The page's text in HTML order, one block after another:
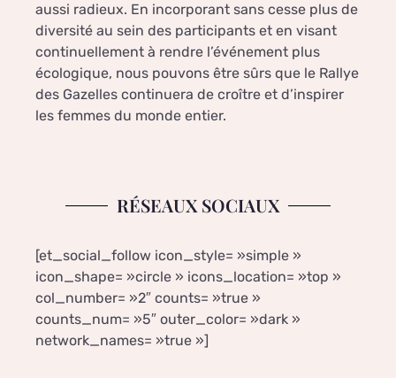
aussi radieux. En incorporant sans cesse plus de
diversité au sein des participants et en visant
continuellement à rendre l’événement plus
écologique, nous pouvons être sûrs que le Rallye
des Gazelles continuera de croître et d’inspirer
les femmes du monde entier.
RÉSEAUX SOCIAUX
[et_social_follow icon_style= »simple »
icon_shape= »circle » icons_location= »top »
col_number= »2″ counts= »true »
counts_num= »5″ outer_color= »dark »
network_names= »true »]